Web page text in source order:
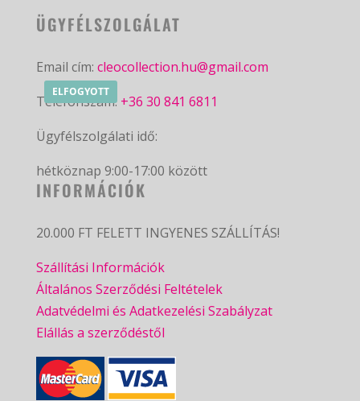
ELFOGYOTT
ÜGYFÉLSZOLGÁLAT
Email cím: cleocollection.hu@gmail.com
Telefonszám: +36 30 841 6811
Ügyfélszolgálati idő:
hétköznap 9:00-17:00 között
INFORMÁCIÓK
20.000 FT FELETT INGYENES SZÁLLÍTÁS!
Szállítási Információk
Általános Szerződési Feltételek
Adatvédelmi és Adatkezelési Szabályzat
Elállás a szerződéstől